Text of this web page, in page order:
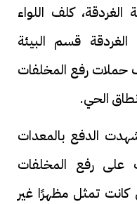
الغردقة، كلف اللواء
قسم البيئة
حملات رفع المخلفات
نطاق الحي.
الدفع بالمعدات
على رفع المخلفات
كانت تمثل مظهرًا غير